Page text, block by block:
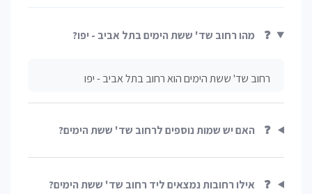
❓ מהו רחוב שד' ששת הימים בתל אביב - יפו?
רחוב שד' ששת הימים הוא רחוב בתל אביב - יפו
❓ האם יש שמות נוספים לרחוב שד' ששת הימים?
❓ אילו רחובות נמצאים ליד רחוב שד' ששת הימים?